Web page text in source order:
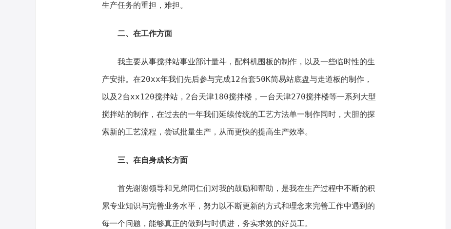
生产任务的重担，难担。
二、在工作方面
我主要从事搅拌站事业部计量斗，配料机围板的制作，以及一些临时性的生
产安排。在20xx年我们先后参与完成12台套50K简易站底盘与走道板的制作，
以及2台xx120搅拌站，2台天津180搅拌楼，一台天津270搅拌楼等一系列大型
搅拌站的制作，在过去的一年我们延续传统的工艺方法单一制作同时，大胆的探
索新的工艺流程，尝试批量生产，从而更快的提高生产效率。
三、在自身成长方面
首先谢谢领导和兄弟同仁们对我的鼓励和帮助，是我在生产过程中不断的积
累专业知识与完善业务水平，努力以不断更新的方式和理念来完善工作中遇到的
每一个问题，能够真正的做到与时俱进，务实求效的好员工。